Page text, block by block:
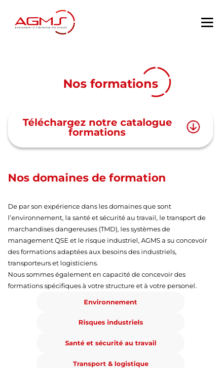
Nos formations
Téléchargez notre catalogue
formations
Nos domaines de formation
De par son expérience dans les domaines que sont
l’environnement, la santé et sécurité au travail, le transport de
marchandises dangereuses (TMD), les systèmes de
management QSE et le risque industriel, AGMS a su concevoir
des formations adaptées aux besoins des industriels,
transporteurs et logisticiens.
Nous sommes également en capacité de concevoir des
formations spécifiques à votre structure et à votre personel.
Environnement
Risques industriels
Santé et sécurité au travail
Transport & logistique